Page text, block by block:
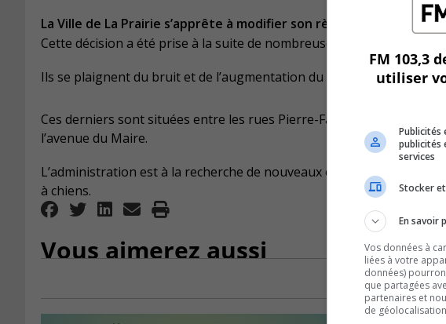
La Ville de La Prairie s’apprête à modifier son règlement sur les
Cette décision a été prise à la suite de nombreuses plaintes de
Ils se plaignent du bruit et de l’augmentation du trafic automobile.
Ces derniers sont situées entre les rues Pierre-Falcon et Denise-
l’avenue du Maire.
L’administration est à la recherche de nouveaux emplacements
à chiens.
Vous aimerez aussi
FM 103,3
utiliser
Publicités
publicités
services
Stocker
En savoir
Vos données à
liées à votre
données)
que partagées
partenaires et
de